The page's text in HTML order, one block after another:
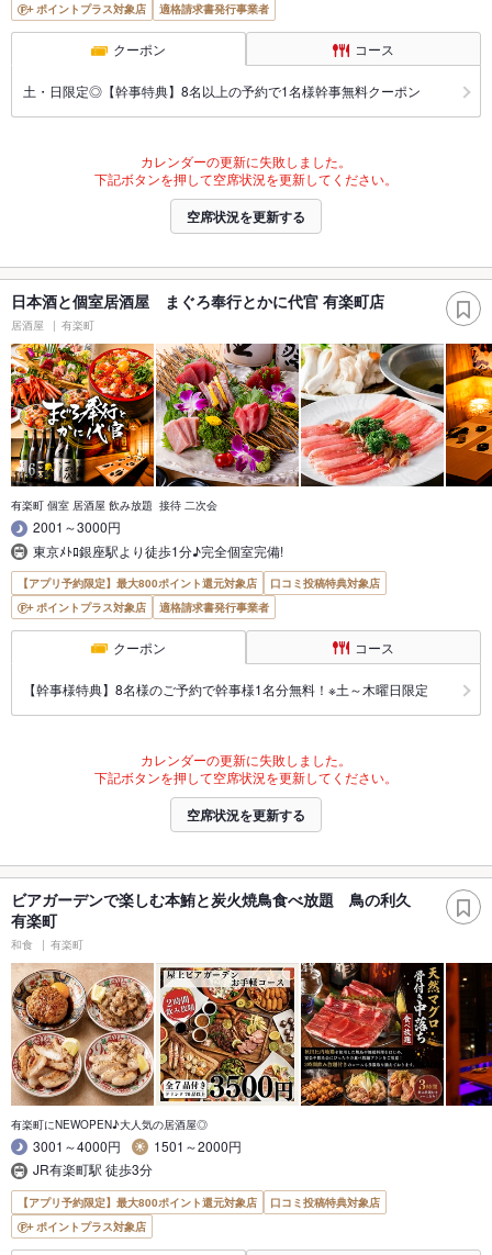
ポイントプラス対象店
適格請求書発行事業者
クーポン コース
土・日限定◎【幹事特典】8名以上の予約で1名様幹事無料クーポン
カレンダーの更新に失敗しました。
下記ボタンを押して空席状況を更新してください。
空席状況を更新する
日本酒と個室居酒屋 まぐろ奉行とかに代官 有楽町店
居酒屋 有楽町
有楽町 個室 居酒屋 飲み放題 接待 二次会
2001～3000円
東京ﾒﾄﾛ銀座駅より徒歩1分♪完全個室完備!
【アプリ予約限定】最大800ポイント還元対象店
口コミ投稿特典対象店
ポイントプラス対象店
適格請求書発行事業者
クーポン コース
【幹事様特典】8名様のご予約で幹事様1名分無料！※土～木曜日限定
カレンダーの更新に失敗しました。
下記ボタンを押して空席状況を更新してください。
空席状況を更新する
ビアガーデンで楽しむ本鮪と炭火焼鳥食べ放題 鳥の利久
有楽町
和食 有楽町
有楽町にNEWOPEN♪大人気の居酒屋◎
3001～4000円
1501～2000円
JR有楽町駅 徒歩3分
【アプリ予約限定】最大800ポイント還元対象店
口コミ投稿特典対象店
ポイントプラス対象店